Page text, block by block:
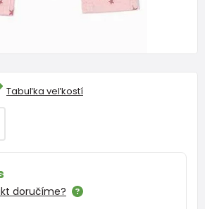
Tabuľka veľkostí
doručíme?